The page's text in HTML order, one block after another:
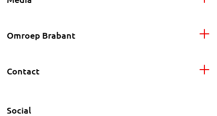
Omroep Brabant
Contact
Social